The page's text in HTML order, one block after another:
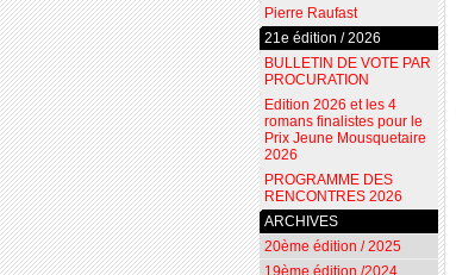
Pierre Raufast
21e édition / 2026
BULLETIN DE VOTE PAR
PROCURATION
Edition 2026 et les 4
romans finalistes pour le
Prix Jeune Mousquetaire
2026
PROGRAMME DES
RENCONTRES 2026
ARCHIVES
20ème édition / 2025